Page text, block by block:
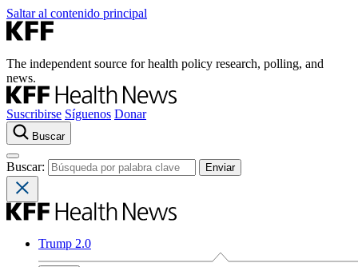
Saltar al contenido principal
The independent source for health policy research, polling, and
news.
Suscribirse Síguenos Donar
Buscar
Buscar:
Trump 2.0